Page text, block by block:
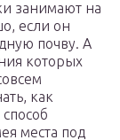
занимают на
если он
почву. А
которых
как
места под